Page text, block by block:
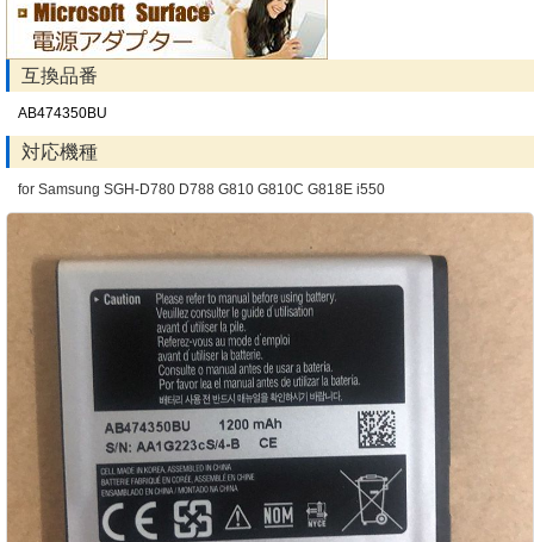
互換品番
AB474350BU
対応機種
for Samsung SGH-D780 D788 G810 G810C G818E i550